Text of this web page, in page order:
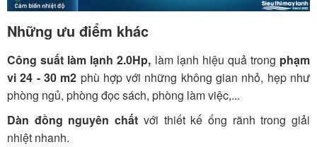
Những ưu điểm khác
Công suất làm lạnh 2.0Hp, làm lạnh hiệu quả trong phạm
vi 24 - 30m2 phù hợp với những không gian nhỏ, hẹp như
phòng ngủ, phòng đọc sách, phòng làm việc,...
Dàn đồng nguyên chất với thiết kế ống rãnh trong giải
nhiệt nhanh.